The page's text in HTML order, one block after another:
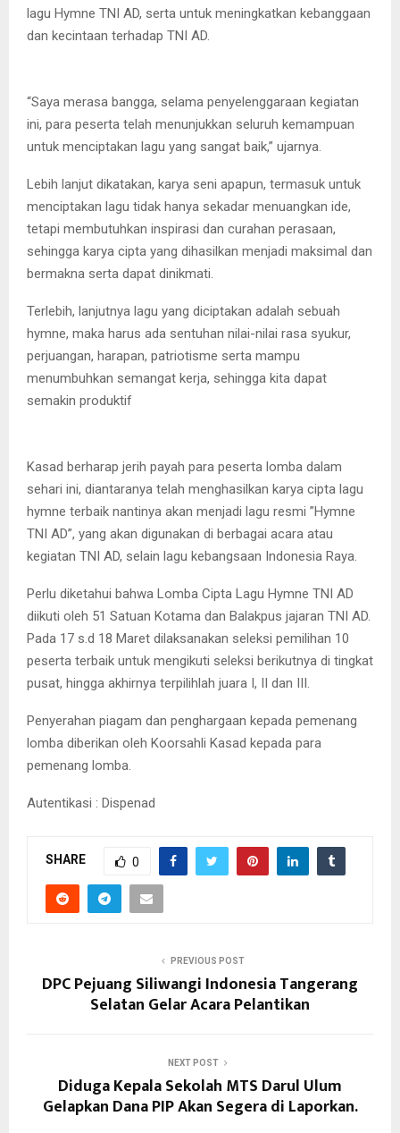
lagu Hymne TNI AD, serta untuk meningkatkan kebanggaan
dan kecintaan terhadap TNI AD.
“Saya merasa bangga, selama penyelenggaraan kegiatan
ini, para peserta telah menunjukkan seluruh kemampuan
untuk menciptakan lagu yang sangat baik,” ujarnya.
Lebih lanjut dikatakan, karya seni apapun, termasuk untuk
menciptakan lagu tidak hanya sekadar menuangkan ide,
tetapi membutuhkan inspirasi dan curahan perasaan,
sehingga karya cipta yang dihasilkan menjadi maksimal dan
bermakna serta dapat dinikmati.
Terlebih, lanjutnya lagu yang diciptakan adalah sebuah
hymne, maka harus ada sentuhan nilai-nilai rasa syukur,
perjuangan, harapan, patriotisme serta mampu
menumbuhkan semangat kerja, sehingga kita dapat
semakin produktif
Kasad berharap jerih payah para peserta lomba dalam
sehari ini, diantaranya telah menghasilkan karya cipta lagu
hymne terbaik nantinya akan menjadi lagu resmi ”Hymne
TNI AD”, yang akan digunakan di berbagai acara atau
kegiatan TNI AD, selain lagu kebangsaan Indonesia Raya.
Perlu diketahui bahwa Lomba Cipta Lagu Hymne TNI AD
diikuti oleh 51 Satuan Kotama dan Balakpus jajaran TNI AD.
Pada 17 s.d 18 Maret dilaksanakan seleksi pemilihan 10
peserta terbaik untuk mengikuti seleksi berikutnya di tingkat
pusat, hingga akhirnya terpilihlah juara I, II dan III.
Penyerahan piagam dan penghargaan kepada pemenang
lomba diberikan oleh Koorsahli Kasad kepada para
pemenang lomba.
Autentikasi : Dispenad
SHARE 0
PREVIOUS POST
DPC Pejuang Siliwangi Indonesia Tangerang
Selatan Gelar Acara Pelantikan
NEXT POST
Diduga Kepala Sekolah MTS Darul Ulum
Gelapkan Dana PIP Akan Segera di Laporkan.